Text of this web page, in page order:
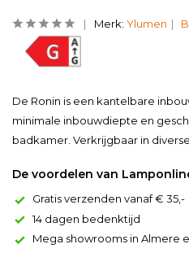
Merk: Ylumen
De Ronin is een kantelbare
minimale inbouwdiepte en
badkamer. Verkrijgbaar in
De voordelen van
Gratis verzenden vanaf € 35,-
14 dagen bedenktijd
Mega showrooms in Almere